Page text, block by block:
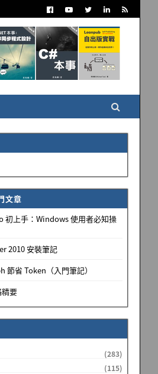
文章
初上手：Windows 使用者必知操
2010 安裝筆記
節省 Token（入門筆記）
要
(283)
(115)